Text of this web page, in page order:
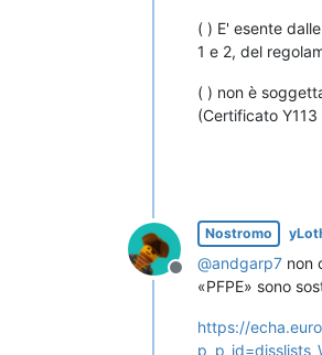
( ) E' esente
1 e 2, del
( ) non è
(Certificato Y113
Non in linea
Nostromo
@andgarp7 non
«PFPE» sono
https://